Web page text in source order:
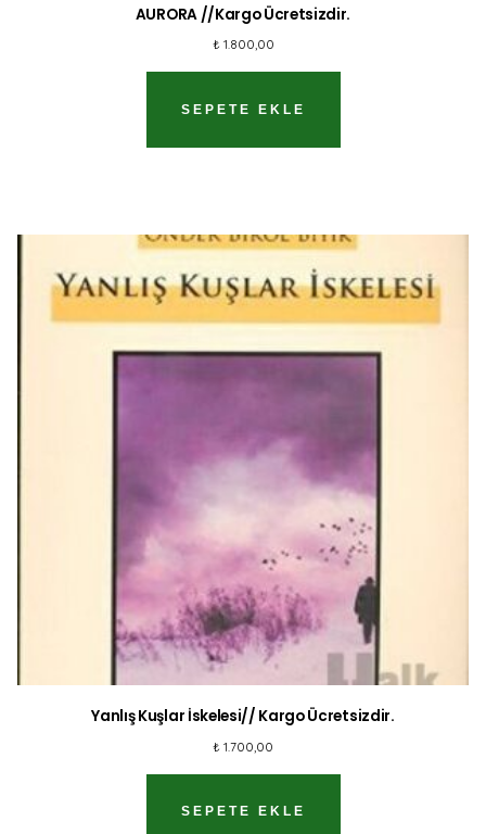
AURORA //Kargo Ücretsizdir.
₺ 1.800,00
SEPETE EKLE
Yanlış Kuşlar İskelesi// Kargo Ücretsizdir.
₺ 1.700,00
SEPETE EKLE